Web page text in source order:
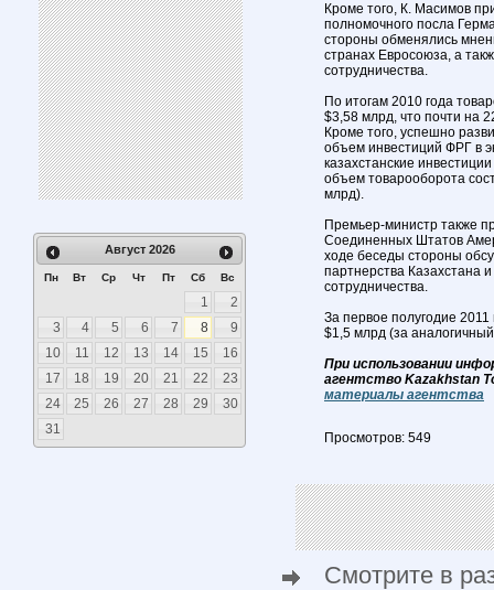
Август 2026
Пн Вт Ср Чт Пт Сб Вс
1
2
3
4 5 6 7 8
9
10
11 12 13 14 15
16
17
18 19 20 21 22
23
24
25 26 27 28 29
30
31
Кроме того, К. Масимов
полномочного посла
стороны обменялись
странах Евросоюза, а
сотрудничества.
По итогам 2010 года
$3,58 млрд, что почти на
Кроме того, успешно
объем инвестиций ФРГ в
казахстанские
объем товарооборота
млрд).
Премьер-министр также
Соединенных Штатов
ходе беседы стороны
партнерства Казахстана
сотрудничества.
За первое полугодие
$1,5 млрд (за
При использовании
агентство Kazakhstan
материалы агентства
Просмотров: 549
Смотрите в